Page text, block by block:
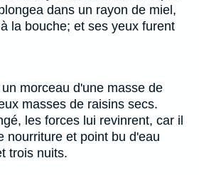
dans un rayon de miel,
la bouche; et ses yeux furent
morceau d'une masse de
masses de raisins secs.
les forces lui revinrent, car il
nourriture et point bu d'eau
trois nuits.